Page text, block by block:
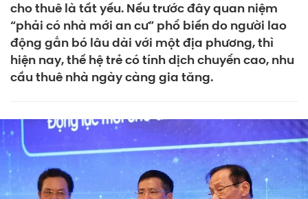
cho thuê là tất yếu. Nếu trước đây quan niệm
“phải có nhà mới an cư” phổ biến do người lao
động gắn bó lâu dài với một địa phương, thì
hiện nay, thế hệ trẻ có tính dịch chuyển cao, nhu
cầu thuê nhà ngày càng gia tăng.